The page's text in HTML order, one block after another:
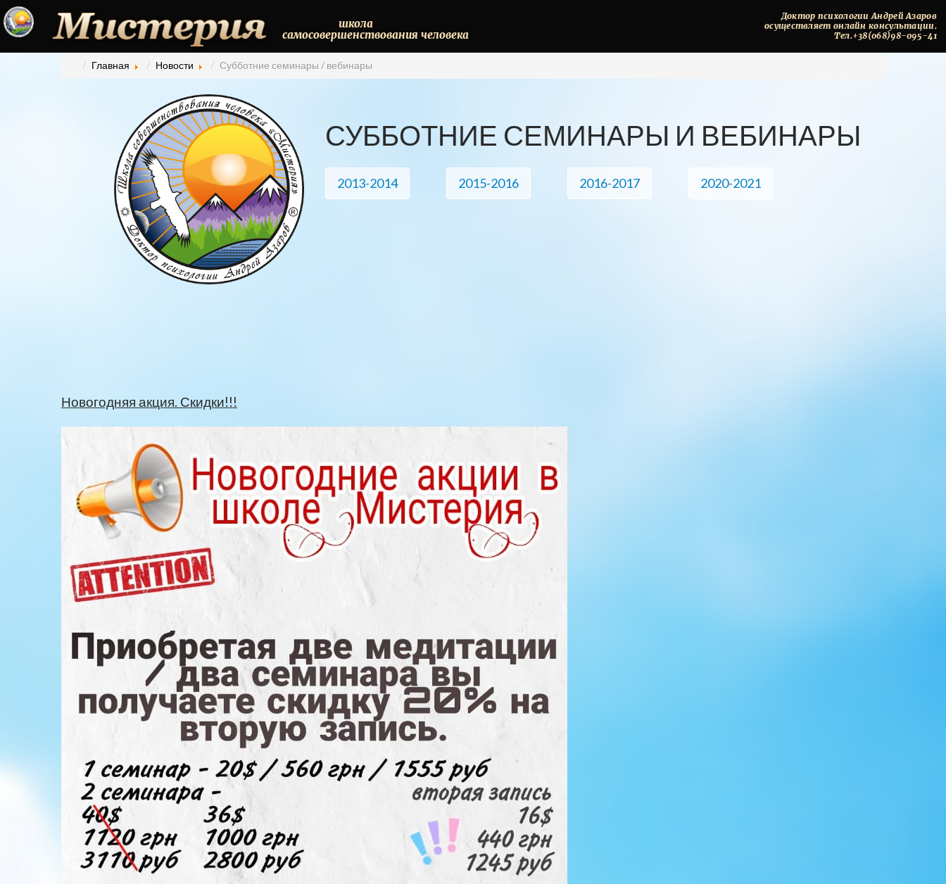
школа
самосовершенствования человека
Доктор психологии Андрей Азаров
осуществляет онлайн консультации.
Тел.+38(068)98-095-41
Главная Новости Субботние семинары / вебинары
СУББОТНИЕ СЕМИНАРЫ И ВЕБИНАРЫ
2013-2014 2015-2016 2016-2017 2020-2021
Новогодняя акция. Скидки!!!